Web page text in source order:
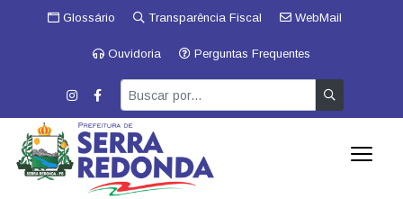
Glossário Transparência Fiscal WebMail
Ouvidoria Perguntas Frequentes